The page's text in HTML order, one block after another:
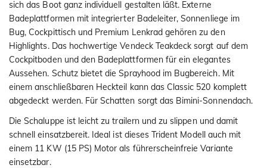
sich das Boot ganz individuell gestalten läßt. Externe
Badeplattformen mit integrierter Badeleiter, Sonnenliege im
Bug, Cockpittisch und Premium Lenkrad gehören zu den
Highlights. Das hochwertige Vendeck Teakdeck sorgt auf dem
Cockpitboden und den Badeplattformen für ein elegantes
Aussehen. Schutz bietet die Sprayhood im Bugbereich. Mit
einem anschließbaren Heckteil kann das Classic 520 komplett
abgedeckt werden. Für Schatten sorgt das Bimini-Sonnendach.
Die Schaluppe ist leicht zu trailern und zu slippen und damit
schnell einsatzbereit. Ideal ist dieses Trident Modell auch mit
einem 11 KW (15 PS) Motor als führerscheinfreie Variante
einsetzbar.